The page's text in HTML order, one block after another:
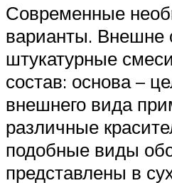
Современные
варианты. Внешне
штукатурные
состав: основа –
внешнего вида
различные
подобные виды
представлены в